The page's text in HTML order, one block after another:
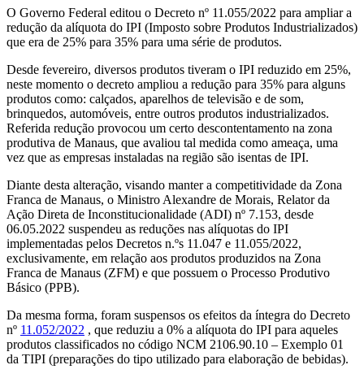
O Governo Federal editou o Decreto nº 11.055/2022 para ampliar a
redução da alíquota do IPI (Imposto sobre Produtos Industrializados)
que era de 25% para 35% para uma série de produtos.
Desde fevereiro, diversos produtos tiveram o IPI reduzido em 25%,
neste momento o decreto ampliou a redução para 35% para alguns
produtos como: calçados, aparelhos de televisão e de som,
brinquedos, automóveis, entre outros produtos industrializados.
Referida redução provocou um certo descontentamento na zona
produtiva de Manaus, que avaliou tal medida como ameaça, uma
vez que as empresas instaladas na região são isentas de IPI.
Diante desta alteração, visando manter a competitividade da Zona
Franca de Manaus, o Ministro Alexandre de Morais, Relator da
Ação Direta de Inconstitucionalidade (ADI) nº 7.153, desde
06.05.2022 suspendeu as reduções nas alíquotas do IPI
implementadas pelos Decretos n.ºs 11.047 e 11.055/2022,
exclusivamente, em relação aos produtos produzidos na Zona
Franca de Manaus (ZFM) e que possuem o Processo Produtivo
Básico (PPB).
Da mesma forma, foram suspensos os efeitos da íntegra do Decreto
nº 11.052/2022 , que reduziu a 0% a alíquota do IPI para aqueles
produtos classificados no código NCM 2106.90.10 – Exemplo 01
da TIPI (preparações do tipo utilizado para elaboração de bebidas).